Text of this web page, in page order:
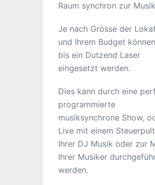
Raum synchron zur
Je nach Grösse der
und Ihrem Budget
bis ein Dutzend Laser
eingesetzt werden.
Dies kann durch eine
programmierte
musiksynchrone Show,
Live mit einem
Ihrer DJ Musik oder zur
Ihrer Musiker
werden.